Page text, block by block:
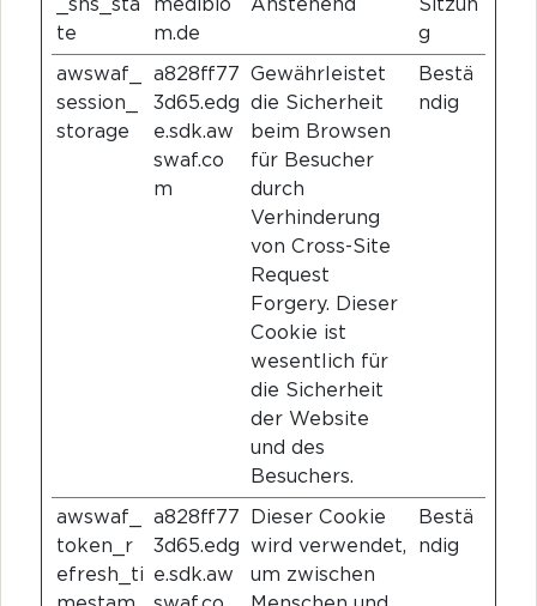
te
m.de
g
awswaf_
session_
storage
a828ff77
3d65.edg
e.sdk.aw
swaf.co
m
Gewährleistet
die Sicherheit
beim Browsen
für Besucher
durch
Verhinderung
von Cross-Site
Request
Forgery. Dieser
Cookie ist
wesentlich für
die Sicherheit
der Website
und des
Besuchers.
Bestä
ndig
awswaf_
token_r
efresh_ti
a828ff77
3d65.edg
e.sdk.aw
Dieser Cookie
wird verwendet,
um zwischen
Bestä
ndig